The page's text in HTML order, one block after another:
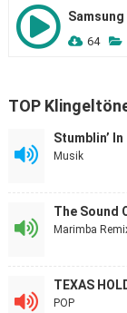
Samsung
64
TOP
Stumblin’ In
Musik
The Sound
Marimba
TEXAS
POP